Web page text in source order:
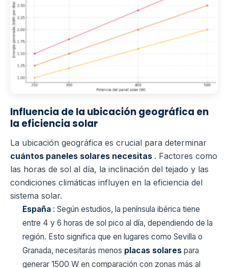
Influencia de la ubicación geográfica en
la eficiencia solar
La ubicación geográfica es crucial para determinar
cuántos paneles solares necesitas . Factores como
las horas de sol al día, la inclinación del tejado y las
condiciones climáticas influyen en la eficiencia del
sistema solar.
España : Según estudios, la península ibérica tiene
entre 4 y 6 horas de sol pico al día, dependiendo de la
región. Esto significa que en lugares como Sevilla o
Granada, necesitarás menos placas solares para
generar 1500 W en comparación con zonas más al